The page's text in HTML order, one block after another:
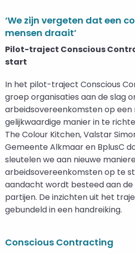
‘We zijn vergeten dat een
mensen draait’
Pilot-traject Conscious
start
In het pilot-traject Conscious
groep organisaties aan de slag
arbeidsovereenkomsten op een
gelijkwaardige manier in te
The Colour Kitchen, Valstar
Gemeente Alkmaar en BplusC
sleutelen we aan nieuwe
arbeidsovereenkomsten op te
aandacht wordt besteed aan
partijen. De inzichten uit het
gebundeld in een handreiking.
Conscious Contracting